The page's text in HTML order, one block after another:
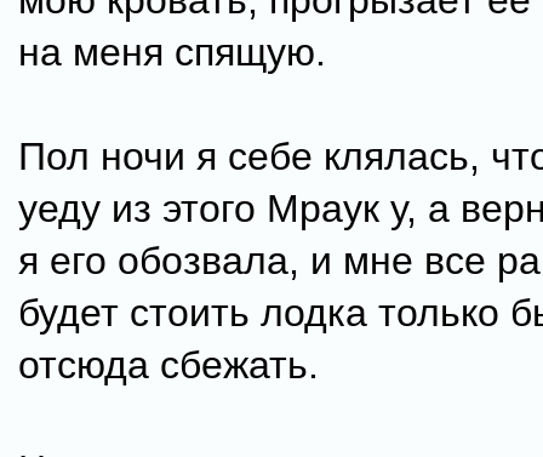
на меня спящую.
Пол ночи я себе клялась,
уеду из этого Мраук у, а
я его обозвала, и мне все
будет стоить лодка только
отсюда сбежать.